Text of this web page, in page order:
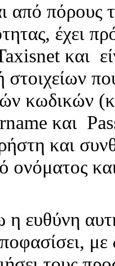
από πόρους
έχει
και
κωδικών
και
και
ονόματος
η ευθύνη
με